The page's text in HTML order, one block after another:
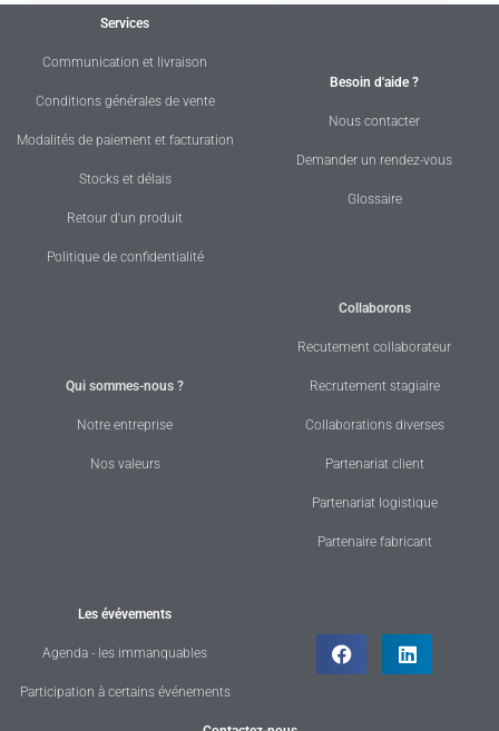
Services
Communication et livraison
Conditions générales de vente
Modalités de paiement et facturation
Stocks et délais
Retour d'un produit
Politique de confidentialité
Besoin d'aide ?
Nous contacter
Demander un rendez-vous
Glossaire
Qui sommes-nous ?
Notre entreprise
Nos valeurs
Collaborons
Recutement collaborateur
Recrutement stagiaire
Collaborations diverses
Partenariat client
Partenariat logistique
Partenaire fabricant
Les évévements
Agenda - les immanquables
Participation à certains événements